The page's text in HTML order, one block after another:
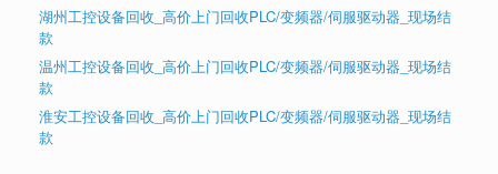
湖州工控设备回收_高价上门回收PLC/变频器/伺服驱动器_现场结
款
温州工控设备回收_高价上门回收PLC/变频器/伺服驱动器_现场结
款
淮安工控设备回收_高价上门回收PLC/变频器/伺服驱动器_现场结
款